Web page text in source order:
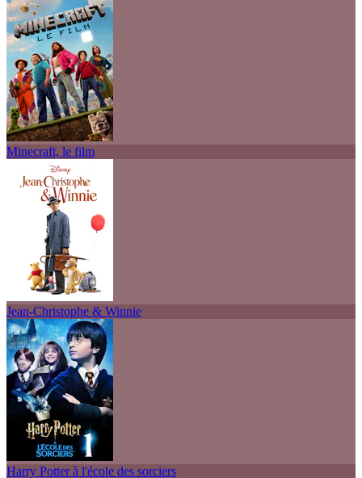
Minecraft, le film
Jean-Christophe & Winnie
Harry Potter à l'école des sorciers